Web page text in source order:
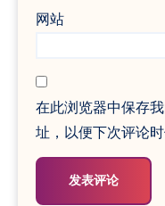
网站
在此浏览器中保存
址，以便下次评论时